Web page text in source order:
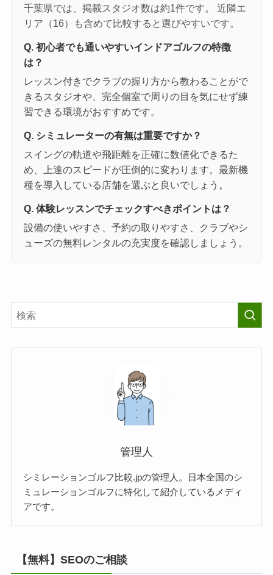
千葉県では、掲載スタジオ数は約1件です。 近隣エ
リア（16）も含めて比較すると選びやすいです。
Q. 初心者でも通いやすいインドアゴルフの特徴
は？
レッスン付きでクラブの握り方から教わることがで
きるスタジオや、完全個室で周りの目を気にせず練
習できる環境がおすすめです。
Q. シミュレーターの有無は重要ですか？
スイングの軌道や飛距離を正確に数値化できるた
め、上達のスピードが圧倒的に変わります。最新機
種を導入している店舗を選ぶと良いでしょう。
Q. 体験レッスンでチェックすべきポイントは？
設備の使いやすさ、予約の取りやすさ、クラブやシ
ューズの無料レンタルの充実度を確認しましょう。
管理人
シミレーションゴルフ比較.jpの管理人。日本全国のシ
ミュレーションゴルフに特化して紹介しているメディ
アです。
【無料】SEOのご相談